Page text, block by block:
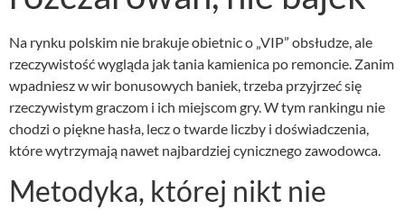
Na rynku polskim nie brakuje obietnic o „VIP” obsłudze, ale
rzeczywistość wygląda jak tania kamienica po remoncie. Zanim
wpadniesz w wir bonusowych baniek, trzeba przyjrzeć się
rzeczywistym graczom i ich miejscom gry. W tym rankingu nie
chodzi o piękne hasła, lecz o twarde liczby i doświadczenia,
które wytrzymają nawet najbardziej cynicznego zawodowca.
Metodyka, której nikt nie